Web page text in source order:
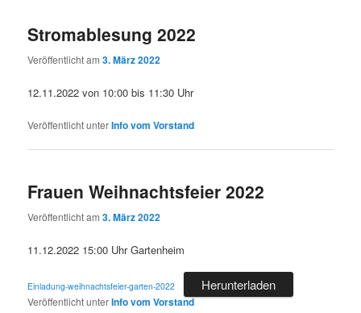
Stromablesung 2022
Veröffentlicht am3. März 2022
12.11.2022 von 10:00 bis 11:30 Uhr
Veröffentlicht unterInfo vom Vorstand
Frauen Weihnachtsfeier 2022
Veröffentlicht am3. März 2022
11.12.2022 15:00 Uhr Gartenheim
Einladung-weihnachtsfeier-garten-2022 Herunterladen
Veröffentlicht unterInfo vom Vorstand